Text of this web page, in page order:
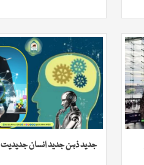
جدید ذہن جدید انسان جدیدیت